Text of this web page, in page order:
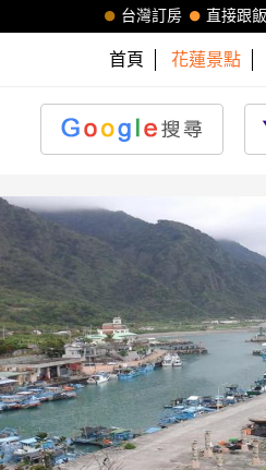
直接跟
台灣訂房
首頁 花蓮景點